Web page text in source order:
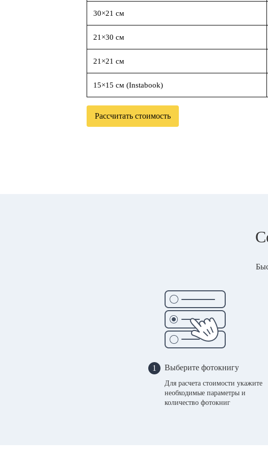
30×21 см
21×30 см
21×21 см
15×15 см (Instabook)
Рассчитать стоимость
1 Выберите фотокнигу
Для расчета стоимости укажите
необходимые параметры и
количество фотокниг